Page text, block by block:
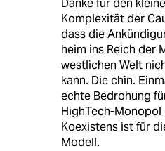
Danke für den
Komplexität der
dass die
heim ins Reich der
westlichen Welt
kann. Die chin.
echte Bedrohung
HighTech-
Koexistens ist für
Modell.